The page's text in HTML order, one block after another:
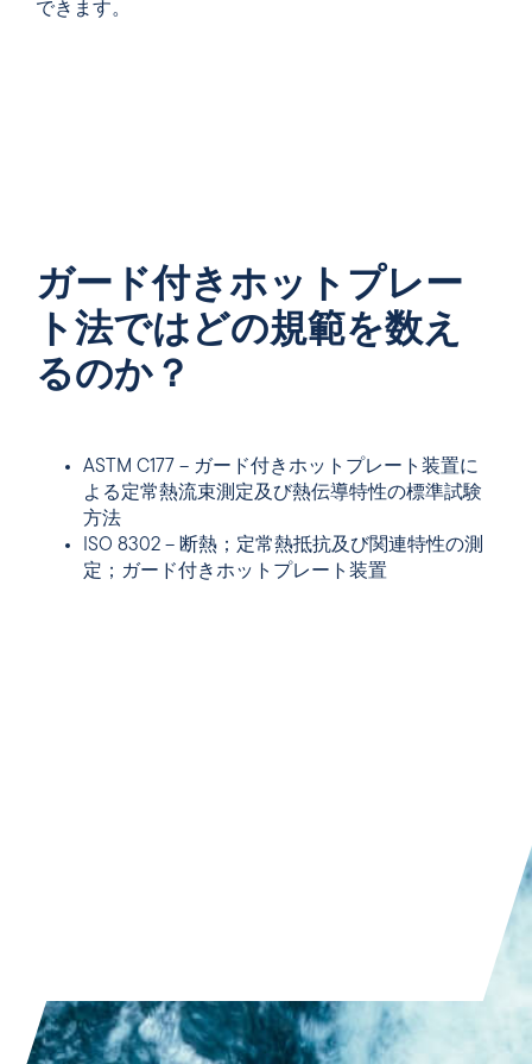
できます。
ガード付きホットプレー
ト法ではどの規範を数え
るのか？
ASTM C177 – ガード付きホットプレート装置に
よる定常熱流束測定及び熱伝導特性の標準試験
方法
ISO 8302 – 断熱；定常熱抵抗及び関連特性の測
定；ガード付きホットプレート装置